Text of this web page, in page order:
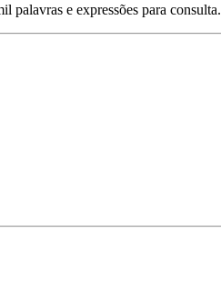
palavras e expressões para consulta.